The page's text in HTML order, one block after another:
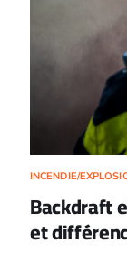
INCENDIE/
Backdraft
et